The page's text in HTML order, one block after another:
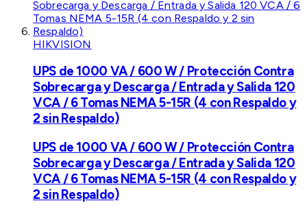
HIKVISION
UPS de 1000 VA / 600 W / Protección Contra
Sobrecarga y Descarga / Entrada y Salida 120
VCA / 6 Tomas NEMA 5-15R (4 con Respaldo y
2 sin Respaldo)
UPS de 1000 VA / 600 W / Protección Contra
Sobrecarga y Descarga / Entrada y Salida 120
VCA / 6 Tomas NEMA 5-15R (4 con Respaldo y
2 sin Respaldo)